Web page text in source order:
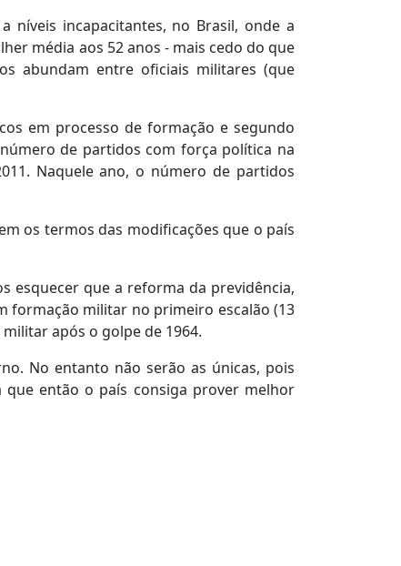
níveis incapacitantes, no Brasil, onde a
média aos 52 anos - mais cedo do que
abundam entre oficiais militares (que
em processo de formação e segundo
de partidos com força política na
Naquele ano, o número de partidos
os termos das modificações que o país
esquecer que a reforma da previdência,
formação militar no primeiro escalão (13
após o golpe de 1964.
No entanto não serão as únicas, pois
que então o país consiga prover melhor